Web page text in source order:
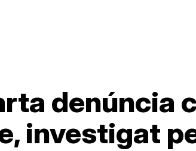
denúncia
investigat